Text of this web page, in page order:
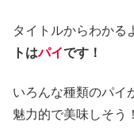
タイトルからわかる
トはパイです！
いろんな種類のパイ
魅力的で美味しそう